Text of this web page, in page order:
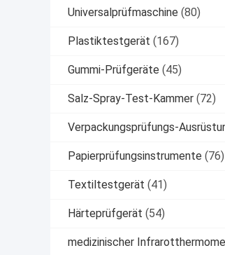
Universalprüfmaschine (80)
Plastiktestgerät (167)
Gummi-Prüfgeräte (45)
Salz-Spray-Test-Kammer (72)
Verpackungsprüfungs-
Papierprüfungsinstrumente (76)
Textiltestgerät (41)
Härteprüfgerät (54)
medizinischer